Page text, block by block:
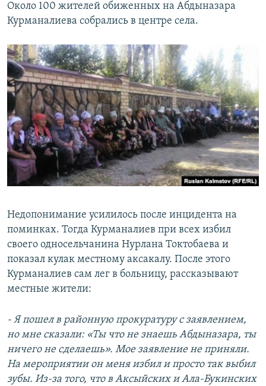
Около 100 жителей обиженных на Абдыназара
Курманалиева собрались в центре села.
Недопонимание усилилось после инцидента на
поминках. Тогда Курманалиев при всех избил
своего односельчанина Нурлана Токтобаева и
показал кулак местному аксакалу. После этого
Курманалиев сам лег в больницу, рассказывают
местные жители:
- Я пошел в районную прокуратуру с заявлением,
но мне сказали: «Ты что не знаешь Абдыназара, ты
ничего не сделаешь». Мое заявление не приняли.
На мероприятии он меня избил и просто так выбил
зубы. Из-за того, что в Аксыйских и Ала-Букинских